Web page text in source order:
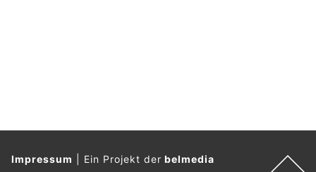
Impressum Ein Projekt derbelmedia